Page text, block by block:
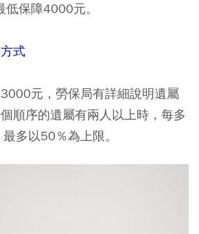
保障4000元。
式
元，勞保局有詳細說明遺屬
順序的遺屬有兩人以上時，每多
多以50％為上限。